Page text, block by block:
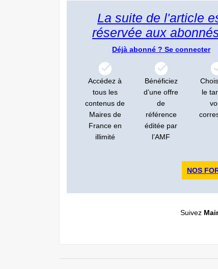
La suite de l'article
réservée aux
Déjà abonné ? Se connecter
Accédez à
tous les
contenus de
Maires de
France en
illimité
Bénéficiez
d’une offre
de
référence
éditée par
l’AMF
le
NOS
Suivez